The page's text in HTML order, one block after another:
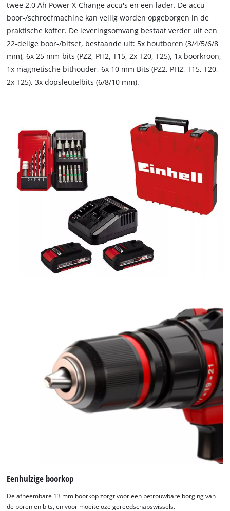
twee 2.0 Ah Power X-Change accu's en een lader. De accu
boor-/schroefmachine kan veilig worden opgeborgen in de
praktische koffer. De leveringsomvang bestaat verder uit een
22-delige boor-/bitset, bestaande uit: 5x houtboren (3/4/5/6/8
mm), 6x 25 mm-bits (PZ2, PH2, T15, 2x T20, T25), 1x boorkroon,
1x magnetische bithouder, 6x 10 mm Bits (PZ2, PH2, T15, T20,
2x T25), 3x dopsleutelbits (6/8/10 mm).
Eenhulzige boorkop
De afneembare 13 mm boorkop zorgt voor een betrouwbare borging van
de boren en bits, en voor moeiteloze gereedschapswissels.